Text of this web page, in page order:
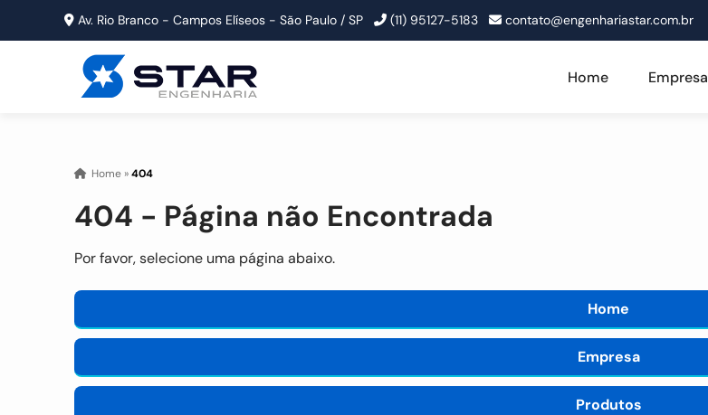
Av. Rio Branco - Campos Elíseos - São Paulo / SP (11) 95127-5183 contato@engenhariastar.com.br
Home Empresa
Home »404
404 - Página não Encontrada
Por favor, selecione uma página abaixo.
Home
Empresa
Produtos